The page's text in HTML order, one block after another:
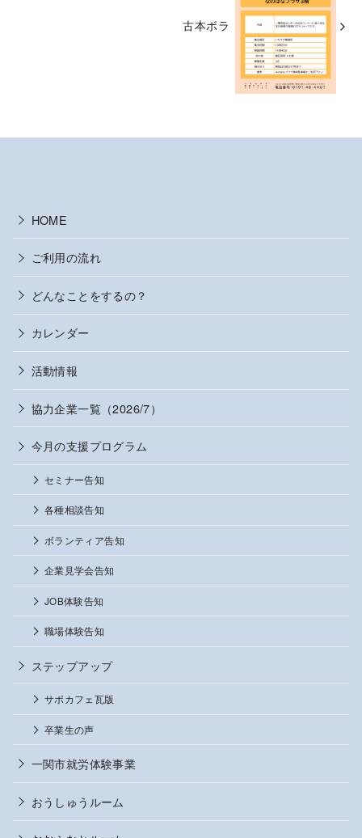
古本ボラ
HOME
ご利用の流れ
どんなことをするの？
カレンダー
活動情報
協力企業一覧（2026/7）
今月の支援プログラム
セミナー告知
各種相談告知
ボランティア告知
企業見学会告知
JOB体験告知
職場体験告知
ステップアップ
サポカフェ瓦版
卒業生の声
一関市就労体験事業
おうしゅうルーム